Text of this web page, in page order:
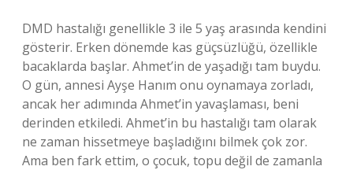
DMD hastalığı genellikle 3 ile 5 yaş arasında kendini
gösterir. Erken dönemde kas güçsüzlüğü, özellikle
bacaklarda başlar. Ahmet’in de yaşadığı tam buydu.
O gün, annesi Ayşe Hanım onu oynamaya zorladı,
ancak her adımında Ahmet’in yavaşlaması, beni
derinden etkiledi. Ahmet’in bu hastalığı tam olarak
ne zaman hissetmeye başladığını bilmek çok zor.
Ama ben fark ettim, o çocuk, topu değil de zamanla